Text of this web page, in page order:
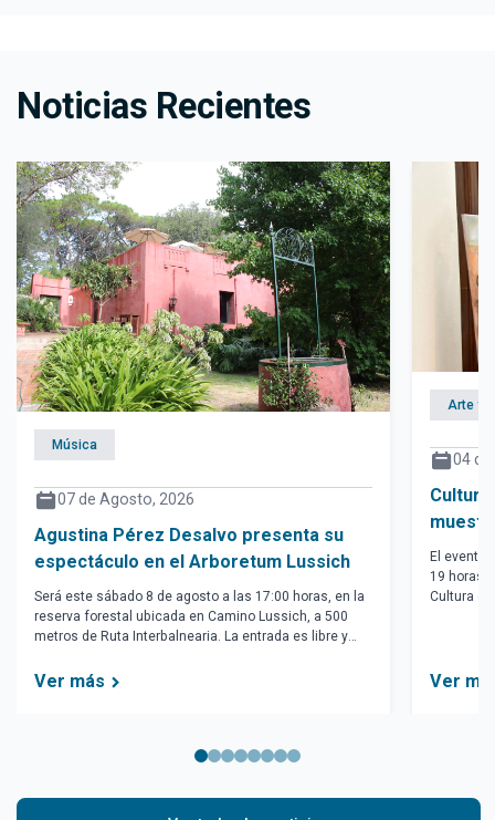
Noticias Recientes
Música
07 de Agosto, 2026
Agustina Pérez Desalvo presenta su
espectáculo en el Arboretum Lussich
Será este sábado 8 de agosto a las 17:00 horas, en la
reserva forestal ubicada en Camino Lussich, a 500
metros de Ruta Interbalnearia. La entrada es libre y
Ver más
Arte y
04
dos
El evento
19 horas
Cultura
Ver